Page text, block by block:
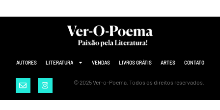
AUTORES LITERATURA VENDAS LIVROS GRÁTIS ARTES CONTATO
© 2025 Ver-o-Poema. Todos os direitos reservados.